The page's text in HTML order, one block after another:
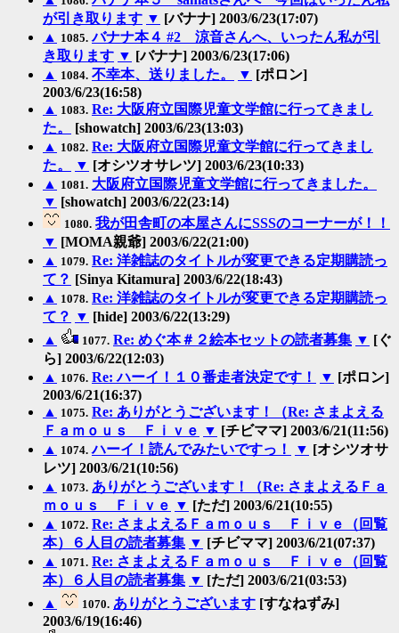
が引き取ります ▼ [バナナ] 2003/6/23(17:07)
▲ 1085. バナナ本４ #2 涼音さんへ、いったん私が引
き取ります ▼ [バナナ] 2003/6/23(17:06)
▲ 1084. 不幸本、送りました。 ▼ [ポロン]
2003/6/23(16:58)
▲ 1083. Re: 大阪府立国際児童文学館に行ってきまし
た。
[showatch] 2003/6/23(13:03)
▲ 1082. Re: 大阪府立国際児童文学館に行ってきまし
た。
▼ [オシツオサレツ] 2003/6/23(10:33)
▲ 1081. 大阪府立国際児童文学館に行ってきました。
▼ [showatch] 2003/6/22(23:14)
1080. 我が田舎町の本屋さんにSSSのコーナーが！！
▼ [MOMA親爺] 2003/6/22(21:00)
▲ 1079. Re: 洋雑誌のタイトルが変更できる定期購読っ
て？ [Sinya Kitamura] 2003/6/22(18:43)
▲ 1078. Re: 洋雑誌のタイトルが変更できる定期購読っ
て？ ▼ [hide] 2003/6/22(13:29)
▲
1077. Re: めぐ本＃２絵本セットの読者募集 ▼ [ぐ
ら] 2003/6/22(12:03)
▲ 1076. Re: ハーイ！１０番走者決定です！ ▼ [ポロン]
2003/6/21(16:37)
▲ 1075. Re: ありがとうございます！（Re: さまよえる
Ｆａｍｏｕｓ Ｆｉｖｅ ▼ [チビママ] 2003/6/21(11:56)
▲ 1074. ハーイ！読んでみたいですっ！ ▼ [オシツオサ
レツ] 2003/6/21(10:56)
▲ 1073. ありがとうございます！（Re: さまよえるＦａ
ｍｏｕｓ Ｆｉｖｅ ▼ [ただ] 2003/6/21(10:55)
▲ 1072. Re: さまよえるＦａｍｏｕｓ Ｆｉｖｅ（回覧
本）６人目の読者募集 ▼ [チビママ] 2003/6/21(07:37)
▲ 1071. Re: さまよえるＦａｍｏｕｓ Ｆｉｖｅ（回覧
本）６人目の読者募集 ▼ [ただ] 2003/6/21(03:53)
▲
1070. ありがとうございます [すなねずみ]
2003/6/19(16:46)